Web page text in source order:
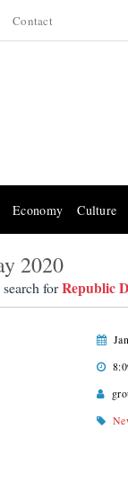
Contact
Economy Culture
2020
forRepublic